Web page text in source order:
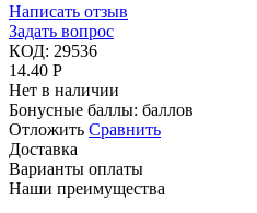
Написать отзыв
Задать вопрос
КОД: 29536
14.40 Р
Нет в наличии
Бонусные баллы: баллов
Отложить Сравнить
Доставка
Варианты оплаты
Наши преимущества